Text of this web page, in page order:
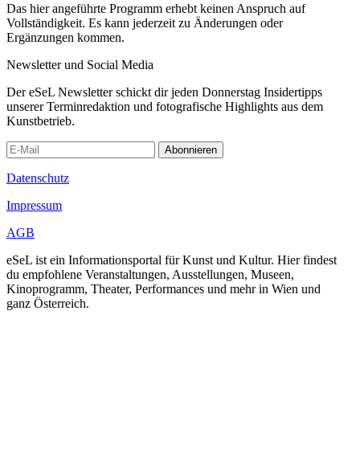
Das hier angeführte Programm erhebt keinen Anspruch auf
Vollständigkeit. Es kann jederzeit zu Änderungen oder
Ergänzungen kommen.
Newsletter und Social Media
Der eSeL Newsletter schickt dir jeden Donnerstag Insidertipps
unserer Terminredaktion und fotografische Highlights aus dem
Kunstbetrieb.
Abonnieren
Datenschutz
Impressum
AGB
eSeL ist ein Informationsportal für Kunst und Kultur. Hier findest
du empfohlene Veranstaltungen, Ausstellungen, Museen,
Kinoprogramm, Theater, Performances und mehr in Wien und
ganz Österreich.